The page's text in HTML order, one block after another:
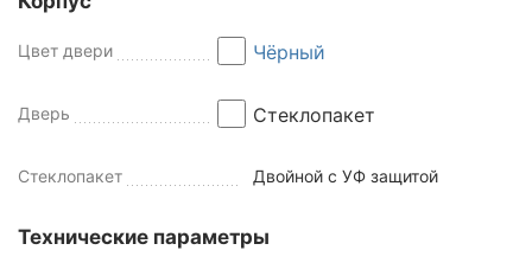
Цвет двери Чёрный
Дверь Стеклопакет
Стеклопакет Двойной с УФ защитой
Технические параметры